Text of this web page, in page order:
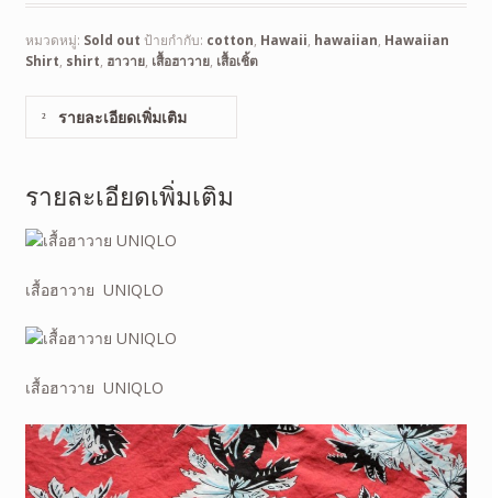
หมวดหมู่: Sold out ป้ายกำกับ: cotton, Hawaii, hawaiian, Hawaiian
Shirt, shirt, ฮาวาย, เสื้อฮาวาย, เสื้อเชิ้ต
รายละเอียดเพิ่มเติม
รายละเอียดเพิ่มเติม
เสื้อฮาวาย UNIQLO
เสื้อฮาวาย UNIQLO